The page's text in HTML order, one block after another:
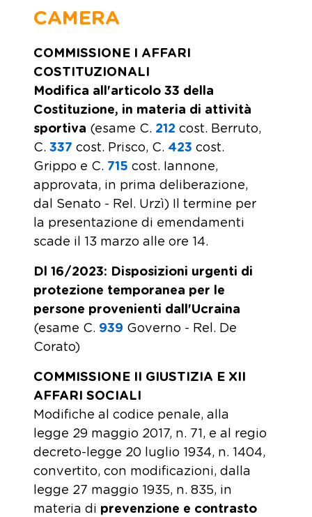
CAMERA
COMMISSIONE I AFFARI
COSTITUZIONALI
Modifica all'articolo 33 della
Costituzione, in materia di attività
sportiva (esame C. 212 cost. Berruto,
C. 337 cost. Prisco, C. 423 cost.
Grippo e C. 715 cost. Iannone,
approvata, in prima deliberazione,
dal Senato - Rel. Urzì) Il termine per
la presentazione di emendamenti
scade il 13 marzo alle ore 14.
Dl 16/2023: Disposizioni urgenti di
protezione temporanea per le
persone provenienti dall'Ucraina
(esame C. 939 Governo - Rel. De
Corato)
COMMISSIONE II GIUSTIZIA E XII
AFFARI SOCIALI
Modifiche al codice penale, alla
legge 29 maggio 2017, n. 71, e al regio
decreto-legge 20 luglio 1934, n. 1404,
convertito, con modificazioni, dalla
legge 27 maggio 1935, n. 835, in
materia di prevenzione e contrasto